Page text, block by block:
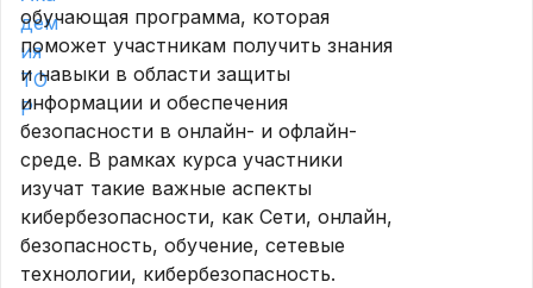
обучающая программа, которая
поможет участникам получить знания
и навыки в области защиты
информации и обеспечения
безопасности в онлайн- и офлайн-
среде. В рамках курса участники
изучат такие важные аспекты
кибербезопасности, как Сети, онлайн,
безопасность, обучение, сетевые
технологии, кибербезопасность.